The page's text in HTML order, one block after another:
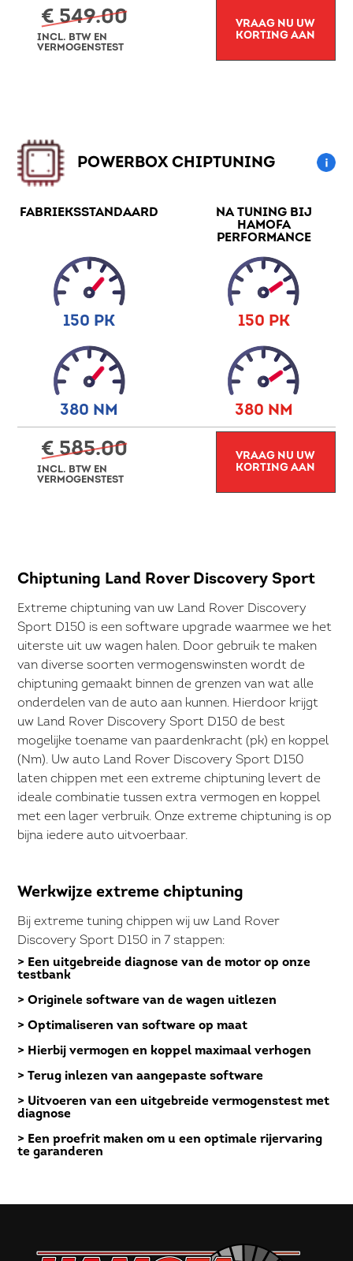
€ 549.00
INCL. BTW EN
VERMOGENSTEST
VRAAG NU UW
KORTING AAN
POWERBOX CHIPTUNING
FABRIEKSSTANDAARD
NA TUNING BIJ
HAMOFA
PERFORMANCE
150 PK
380 NM
150 PK
380 NM
€ 585.00
INCL. BTW EN
VERMOGENSTEST
VRAAG NU UW
KORTING AAN
Chiptuning Land Rover Discovery Sport
Extreme chiptuning van uw Land Rover Discovery
Sport D150 is een software upgrade waarmee we het
uiterste uit uw wagen halen. Door gebruik te maken
van diverse soorten vermogenswinsten wordt de
chiptuning gemaakt binnen de grenzen van wat alle
onderdelen van de auto aan kunnen. Hierdoor krijgt
uw Land Rover Discovery Sport D150 de best
mogelijke toename van paardenkracht (pk) en koppel
(Nm). Uw auto Land Rover Discovery Sport D150
laten chippen met een extreme chiptuning levert de
ideale combinatie tussen extra vermogen en koppel
met een lager verbruik. Onze extreme chiptuning is op
bijna iedere auto uitvoerbaar.
Werkwijze extreme chiptuning
Bij extreme tuning chippen wij uw Land Rover
Discovery Sport D150 in 7 stappen:
> Een uitgebreide diagnose van de motor op onze
testbank
> Originele software van de wagen uitlezen
> Optimaliseren van software op maat
> Hierbij vermogen en koppel maximaal verhogen
> Terug inlezen van aangepaste software
> Uitvoeren van een uitgebreide vermogenstest met
diagnose
> Een proefrit maken om u een optimale rijervaring
te garanderen